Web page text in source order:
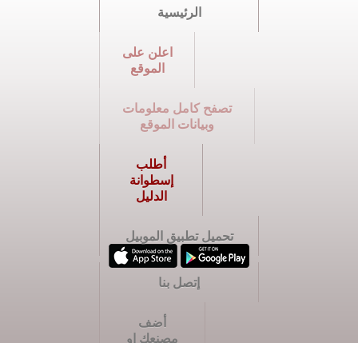
الرئيسية
اعلن على
الموقع
تصفح كامل معلومات
وبيانات الموقع
أطلب
إسطوانة
الدليل
تحميل تطبيق الموبيل
إتصل بنا
أضف
مصنعك او